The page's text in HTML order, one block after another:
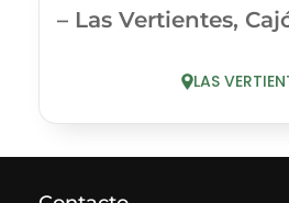
– Las Vertientes,
LAS